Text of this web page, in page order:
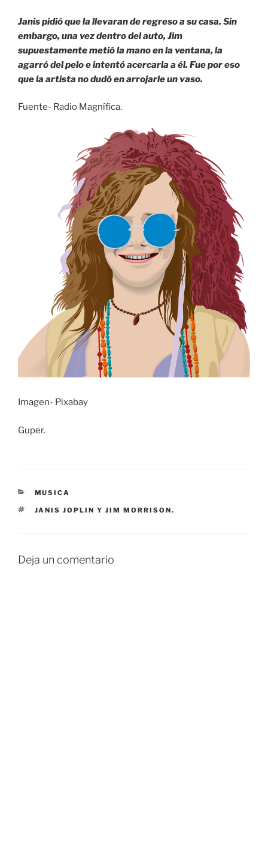
Janis pidió que la llevaran de regreso a su casa. Sin
embargo, una vez dentro del auto, Jim
supuestamente metió la mano en la ventana, la
agarró del pelo e intentó acercarla a él. Fue por eso
que la artista no dudó en arrojarle un vaso.
Fuente- Radio Magnífica.
Imagen- Pixabay
Guper.
CATEGORÍAS
MUSICA
ETIQUETAS
JANIS JOPLIN Y JIM MORRISON.
Deja un comentario